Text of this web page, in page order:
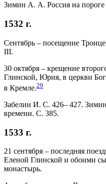
Зимин А. А. Россия на
1532 г.
Сентябрь – посещение
III.
30 октября – крещение
Глинской, Юрия, в церкви
в Кремле.29
Забелин И. С. 426– 427.
времени. С. 385.
1533 г.
21 сентября – последняя
Еленой Глинской и обоими
монастырь.